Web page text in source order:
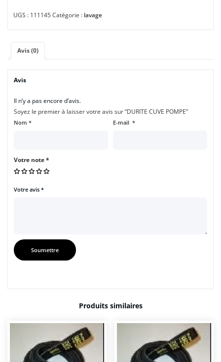
UGS : 111145Catégorie : lavage
Avis (0)
Avis
Il n’y a pas encore d’avis.
Soyez le premier à laisser votre avis sur “DURITE CUVE POMPE”
Nom * E-mail *
Votre note*
Votre avis *
Produits similaires